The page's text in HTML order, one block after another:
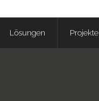
Lösungen Projekte